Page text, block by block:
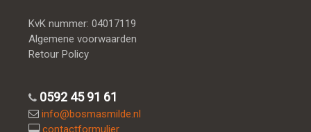
KvK nummer: 04017119
Algemene voorwaarden
Retour Policy
0592 45 91 61
info@bosmasmilde.nl
contactformulier